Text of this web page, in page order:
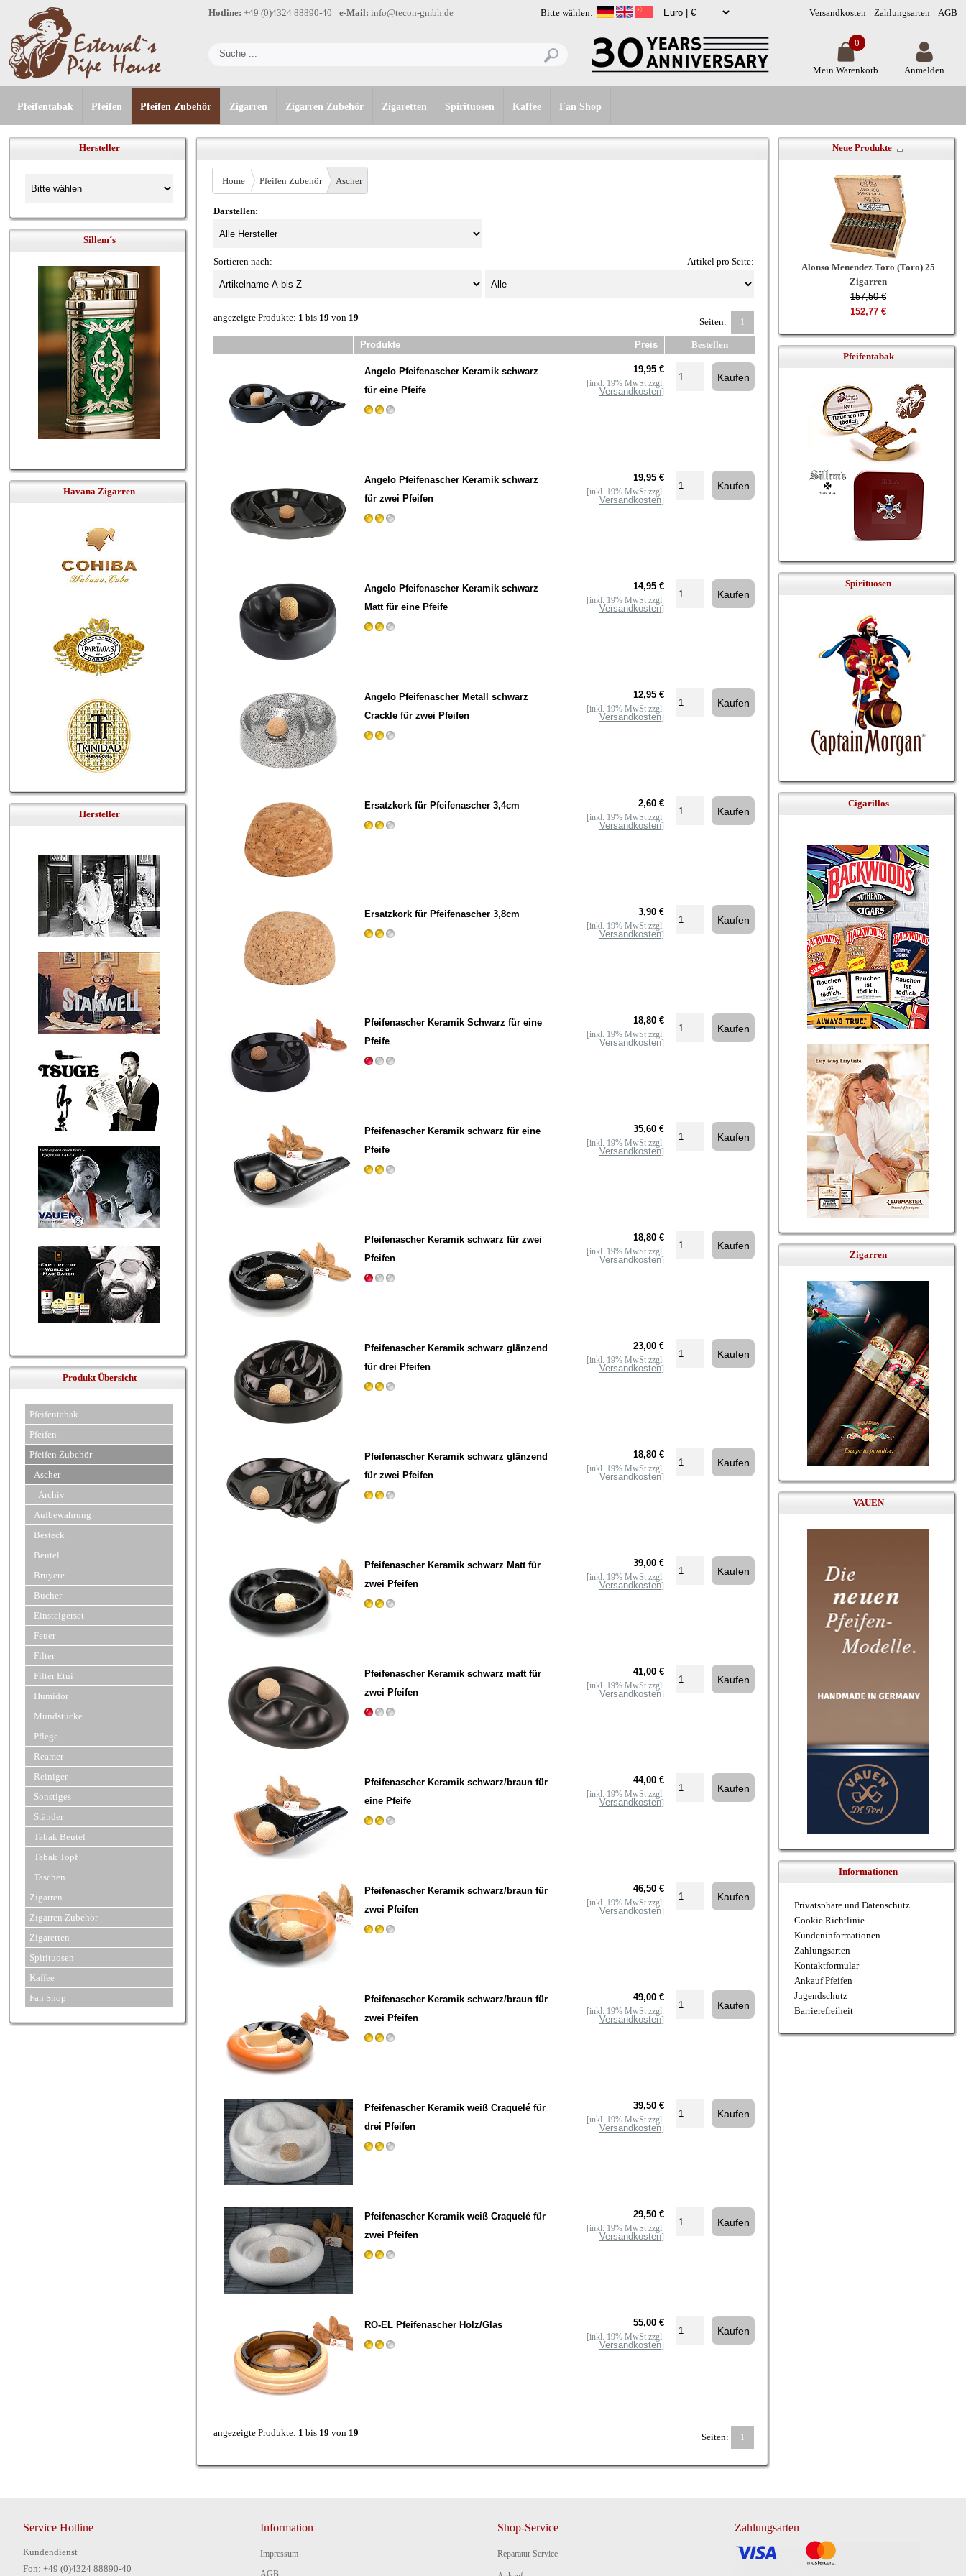
Bitte wählen:
Hotline: +49 (0)4324 88890-40 e-Mail: info@tecon-gmbh.de Versandkosten Zahlungsarten AGB
Anmelden
Mein Warenkorb
0
Pfeifentabak Pfeifen Pfeifen Zubehör Zigarren Zigarren Zubehör Zigaretten Spirituosen Kaffee Fan Shop
Hersteller
Sillem´s
Havana Zigarren
Hersteller
Produkt Übersicht
Pfeifentabak
Pfeifen
Pfeifen Zubehör
Ascher
Archiv
Aufbewahrung
Besteck
Beutel
Bruyere
Bücher
Einsteigerset
Feuer
Filter
Filter Etui
Humidor
Mundstücke
Pflege
Reamer
Reiniger
Sonstiges
Ständer
Tabak Beutel
Tabak Topf
Taschen
Zigarren
Zigarren Zubehör
Zigaretten
Spirituosen
Kaffee
Fan Shop
Home Pfeifen Zubehör Ascher
Darstellen:
Sortieren nach: Artikel pro Seite:
angezeigte Produkte: 1 bis 19 von 19 Seiten: 1
Produkte Preis Bestellen
Angelo Pfeifenascher Keramik schwarz
für eine Pfeife
19,95 €
[inkl. 19% MwSt zzgl.
Versandkosten]
Angelo Pfeifenascher Keramik schwarz
für zwei Pfeifen
19,95 €
[inkl. 19% MwSt zzgl.
Versandkosten]
Angelo Pfeifenascher Keramik schwarz
Matt für eine Pfeife
14,95 €
[inkl. 19% MwSt zzgl.
Versandkosten]
Angelo Pfeifenascher Metall schwarz
Crackle für zwei Pfeifen
12,95 €
[inkl. 19% MwSt zzgl.
Versandkosten]
Ersatzkork für Pfeifenascher 3,4cm 2,60 €
[inkl. 19% MwSt zzgl.
Versandkosten]
Ersatzkork für Pfeifenascher 3,8cm 3,90 €
[inkl. 19% MwSt zzgl.
Versandkosten]
Pfeifenascher Keramik Schwarz für eine
Pfeife
18,80 €
[inkl. 19% MwSt zzgl.
Versandkosten]
Pfeifenascher Keramik schwarz für eine
Pfeife
35,60 €
[inkl. 19% MwSt zzgl.
Versandkosten]
Pfeifenascher Keramik schwarz für zwei
Pfeifen
18,80 €
[inkl. 19% MwSt zzgl.
Versandkosten]
Pfeifenascher Keramik schwarz glänzend
für drei Pfeifen
23,00 €
[inkl. 19% MwSt zzgl.
Versandkosten]
Pfeifenascher Keramik schwarz glänzend
für zwei Pfeifen
18,80 €
[inkl. 19% MwSt zzgl.
Versandkosten]
Pfeifenascher Keramik schwarz Matt für
zwei Pfeifen
39,00 €
[inkl. 19% MwSt zzgl.
Versandkosten]
Pfeifenascher Keramik schwarz matt für
zwei Pfeifen
41,00 €
[inkl. 19% MwSt zzgl.
Versandkosten]
Pfeifenascher Keramik schwarz/braun für
eine Pfeife
44,00 €
[inkl. 19% MwSt zzgl.
Versandkosten]
Pfeifenascher Keramik schwarz/braun für
zwei Pfeifen
46,50 €
[inkl. 19% MwSt zzgl.
Versandkosten]
Pfeifenascher Keramik schwarz/braun für
zwei Pfeifen
49,00 €
[inkl. 19% MwSt zzgl.
Versandkosten]
Pfeifenascher Keramik weiß Craquelé für
drei Pfeifen
39,50 €
[inkl. 19% MwSt zzgl.
Versandkosten]
Pfeifenascher Keramik weiß Craquelé für
zwei Pfeifen
29,50 €
[inkl. 19% MwSt zzgl.
Versandkosten]
RO-EL Pfeifenascher Holz/Glas 55,00 €
[inkl. 19% MwSt zzgl.
Versandkosten]
angezeigte Produkte: 1 bis 19 von 19 Seiten: 1
Neue Produkte
Alonso Menendez Toro (Toro) 25
Zigarren
157,50 €
152,77 €
Pfeifentabak
Spirituosen
Cigarillos
Zigarren
VAUEN
Informationen
Privatsphäre und Datenschutz
Cookie Richtlinie
Kundeninformationen
Zahlungsarten
Kontaktformular
Ankauf Pfeifen
Jugendschutz
Barrierefreiheit
Service Hotline
Kundendienst
Fon: +49 (0)4324 88890-40
Information
Impressum
AGB
Shop-Service
Reparatur Service
Zahlungsarten